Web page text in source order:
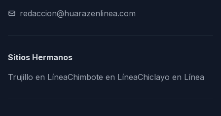
redaccion@huarazenlinea.com
Sitios Hermanos
Trujillo en LíneaChimbote en LíneaChiclayo en Línea